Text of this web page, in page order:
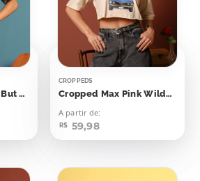
Cropped Max Onça But First Coffee
CROPPEDS
Cropped Max Pink Wilderness
A partir de:
R$ 59,98